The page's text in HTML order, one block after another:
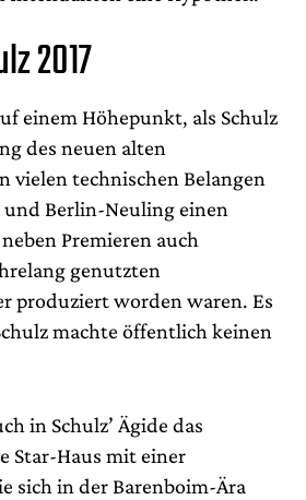
2017
einem Höhepunkt, als Schulz
des neuen alten
vielen technischen Belangen
und Berlin-Neuling einen
Premieren auch
genutzten
produziert worden waren. Es
machte öffentlich keinen
in Schulz’ Ägide das
Star-Haus mit einer
sich in der Barenboim-Ära